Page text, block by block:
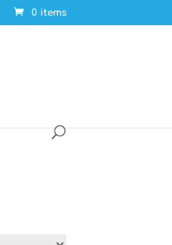
0 items